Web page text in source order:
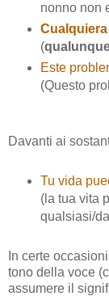
nonno non
Cualquiera
(
Este
(Questo
Davanti ai
Tu vida
(la tua vita
qualsiasi/
In certe
tono della voce
assumere il